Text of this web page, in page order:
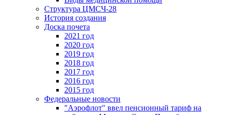
Структура ЦМСЧ-28
История создания
Доска почета
2021 год
2020 год
2019 год
2018 год
2017 год
2016 год
2015 год
Федеральные новости
"Аэрофлот" ввел пенсионный тариф на